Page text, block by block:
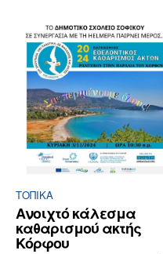
ΤΟΠΙΚΑ
Ανοιχτό κάλεσμα
καθαρισμού ακτής
Κόρφου